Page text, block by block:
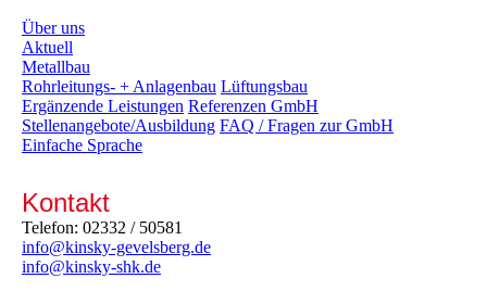
Über uns
Aktuell
Metallbau
Rohrleitungs- + Anlagenbau Lüftungsbau
Ergänzende Leistungen Referenzen GmbH
Stellenangebote/Ausbildung FAQ / Fragen zur GmbH
Einfache Sprache
Kontakt
Telefon: 02332 / 50581
info@kinsky-gevelsberg.de
info@kinsky-shk.de